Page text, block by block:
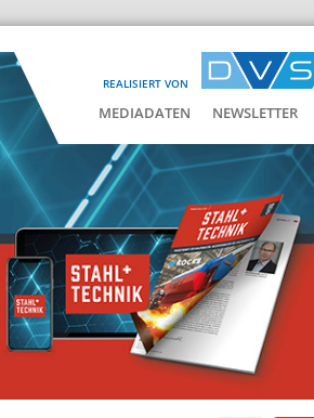
REALISIERT VON
MEDIADATEN NEWSLETTER